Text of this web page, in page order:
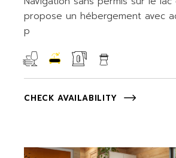
propose un hébergement avec
p
CHECK AVAILABILITY